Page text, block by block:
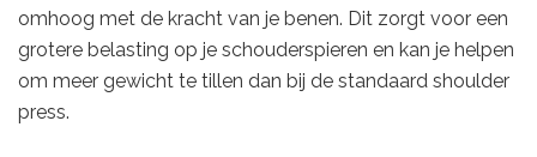
omhoog met de kracht van je benen. Dit zorgt voor een
grotere belasting op je schouderspieren en kan je helpen
om meer gewicht te tillen dan bij de standaard shoulder
press.